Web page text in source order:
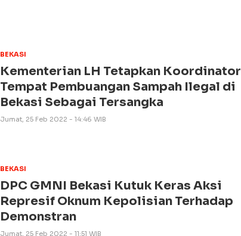
BEKASI
Kementerian LH Tetapkan Koordinator
Tempat Pembuangan Sampah Ilegal di
Bekasi Sebagai Tersangka
Jumat, 25 Feb 2022 - 14:46 WIB
BEKASI
DPC GMNI Bekasi Kutuk Keras Aksi
Represif Oknum Kepolisian Terhadap
Demonstran
Jumat, 25 Feb 2022 - 11:51 WIB